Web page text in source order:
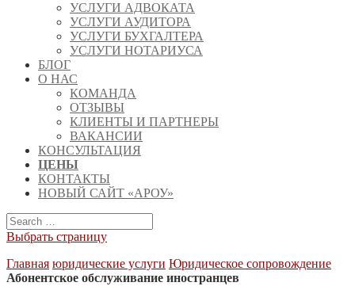
УСЛУГИ АДВОКАТА
УСЛУГИ АУДИТОРА
УСЛУГИ БУХГАЛТЕРА
УСЛУГИ НОТАРИУСА
БЛОГ
О НАС
КОМАНДА
ОТЗЫВЫ
КЛИЕНТЫ И ПАРТНЕРЫ
ВАКАНСИИ
КОНСУЛЬТАЦИЯ
ЦЕНЫ
КОНТАКТЫ
НОВЫЙ САЙТ «АРОУ»
Выбрать страницу
Главная юридические услуги Юридическое сопровождение
Абонентское обслуживание иностранцев